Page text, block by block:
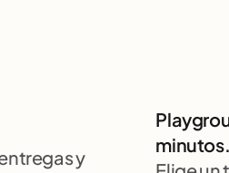
y
minutos.